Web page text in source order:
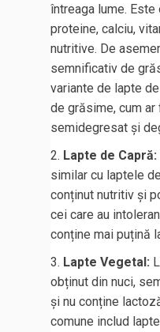
întreaga lume.
proteine, calciu,
nutritive. De
semnificativ de
variante de lapte
de grăsime, cum
semidegresat și
Lapte de Capră:
similar cu laptele
conținut nutritiv și
cei care au
conține mai puțină
Lapte Vegetal:
obținut din nuci,
și nu conține
comune includ